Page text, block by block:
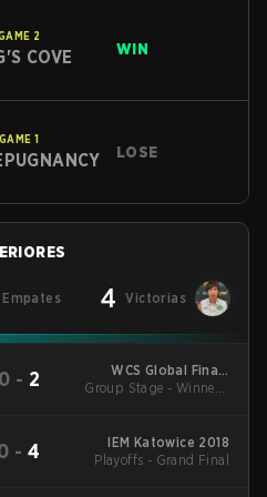
2
COVE WIN
GAME 1
LOSE
Empates 4 Victorias
0 - 2
WCS Global Finals
2018
Group Stage - Winners'
-4
IEM Katowice 2018
Playoffs - Grand Final